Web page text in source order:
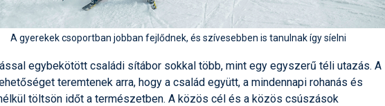
A gyerekek csoportban jobban fejlődnek, és szívesebben is tanulnak így síelni
egybekötött családi sítábor sokkal több, mint egy egyszerű téli utazás. A
teremtenek arra, hogy a család együtt, a mindennapi rohanás és
töltsön időt a természetben. A közös cél és a közös csúszások